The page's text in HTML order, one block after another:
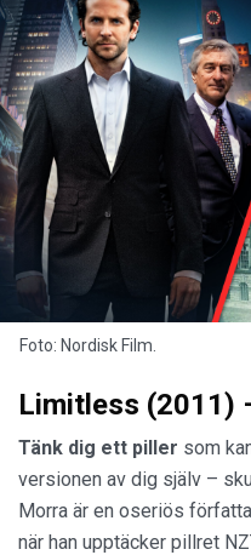
Foto: Nordisk Film.
Limitless (2011)
Tänk dig ett piller som
versionen av dig själv –
Morra är en oseriös
när han upptäcker pillret